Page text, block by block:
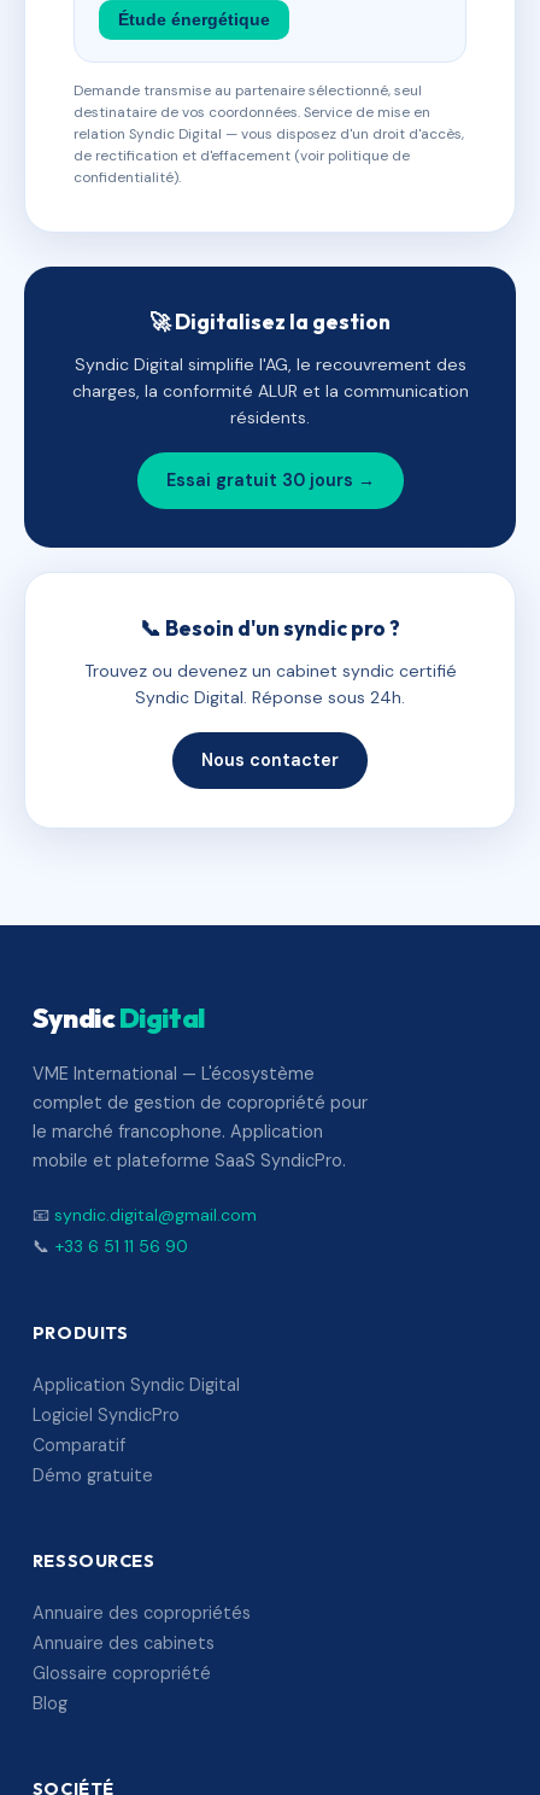
Étude énergétique
Demande transmise au partenaire sélectionné, seul
destinataire de vos coordonnées. Service de mise en
relation Syndic Digital — vous disposez d'un droit d'accès,
de rectification et d'effacement (voir politique de
confidentialité).
🚀 Digitalisez la gestion
Syndic Digital simplifie l'AG, le recouvrement des
charges, la conformité ALUR et la communication
résidents.
Essai gratuit 30 jours →
📞 Besoin d'un syndic pro ?
Trouvez ou devenez un cabinet syndic certifié
Syndic Digital. Réponse sous 24h.
Nous contacter
SyndicDigital
VME International — L'écosystème
complet de gestion de copropriété pour
le marché francophone. Application
mobile et plateforme SaaS SyndicPro.
📧 syndic.digital@gmail.com
📞 +33 6 51 11 56 90
PRODUITS
Application Syndic Digital
Logiciel SyndicPro
Comparatif
Démo gratuite
RESSOURCES
Annuaire des copropriétés
Annuaire des cabinets
Glossaire copropriété
Blog
SOCIÉTÉ